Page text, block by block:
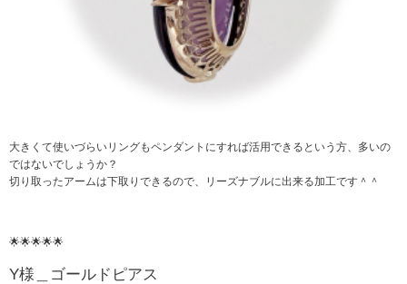
大きくて使いづらいリングもペンダントにすれば活用できるという方、多いの
ではないでしょうか？
切り取ったアームは下取りできるので、リーズナブルに出来る加工です＾＾
🌟🌟🌟🌟🌟
Y様＿ゴールドピアス